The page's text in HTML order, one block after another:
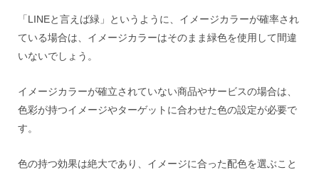
「LINEと言えば緑」というように、イメージカラーが確率され
ている場合は、イメージカラーはそのまま緑色を使用して間違
いないでしょう。
イメージカラーが確立されていない商品やサービスの場合は、
色彩が持つイメージやターゲットに合わせた色の設定が必要で
す。
色の持つ効果は絶大であり、イメージに合った配色を選ぶこと